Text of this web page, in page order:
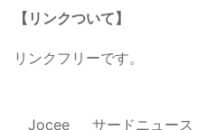
【リンクついて】
リンクフリーです。
Jocee サードニュース